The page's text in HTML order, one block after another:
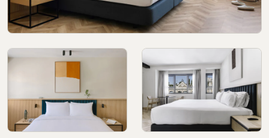
Politique en matière de cookies Politique de confidentialité
Politique de confidentialité sur les réseaux sociaux